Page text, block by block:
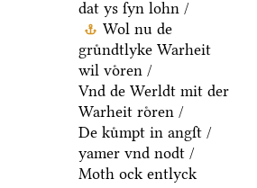
Denn nydt vnd haͤdt /
dat ys ſyn lohn /
Wol nu de
gruͤndtlyke Warheit
wil voͤren /
Vnd de Werldt mit der
Warheit roͤren /
De kuͤmpt in angſt /
yamer vnd nodt /